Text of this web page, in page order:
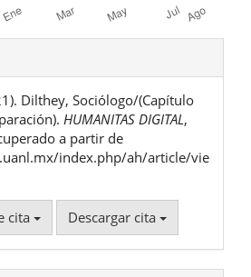
Dilthey, Sociólogo/(Capítulo
HUMANITAS DIGITAL,
a partir de
index.php/ah/article/vie
cita Descargar cita